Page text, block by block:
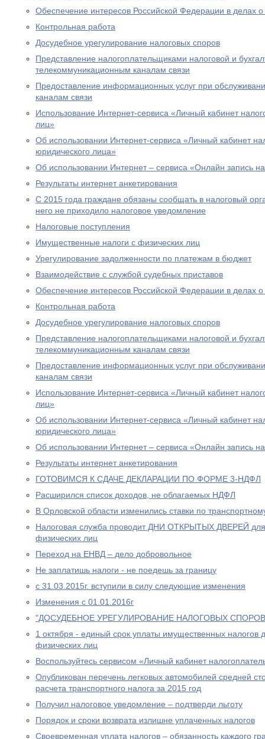
Обеспечение интересов Российской Федерации в делах о
Контрольная работа
Досудебное урегулирование налоговых споров
Представление налогоплательщиками налоговой и
телекоммуникационным каналам связи
Предоставление информационных услуг при
каналам связи
Использование Интернет-сервиса «Личный кабинет
лиц»
Об использовании Интернет-сервиса «Личный кабинет
юридического лица»
Об использовании Интернет – сервиса «Онлайн запись
Результаты интернет анкетирования
С 2015 года граждане обязаны сообщать в налоговый
него не приходило налоговое уведомление
Налоговые поступления
Имущественные налоги с физических лиц
Урегулирование задолженности по платежам в бюджет
Взаимодействие с службой судебных приставов
Обеспечение интересов Российской Федерации в делах о
Контрольная работа
Досудебное урегулирование налоговых споров
Представление налогоплательщиками налоговой и
телекоммуникационным каналам связи
Предоставление информационных услуг при
каналам связи
Использование Интернет-сервиса «Личный кабинет
лиц»
Об использовании Интернет-сервиса «Личный кабинет
юридического лица»
Об использовании Интернет – сервиса «Онлайн запись
Результаты интернет анкетирования
ГОТОВИМСЯ К СДАЧЕ ДЕКЛАРАЦИИ ПО ФОРМЕ 3-НДФЛ
Расширился список доходов, не облагаемых НДФЛ
В Орловской области изменились ставки по
Налоговая служба проводит ДНИ ОТКРЫТЫХ ДВЕРЕЙ для
физических лиц
Переход на ЕНВД – дело добровольное
Не заплатишь налоги - не поедешь за границу
с 31.03.2015г. вступили в силу следующие изменения
Изменения с 01.01.2016г
"ДОСУДЕБНОЕ УРЕГУЛИРОВАНИЕ НАЛОГОВЫХ
1 октября - единый срок уплаты имущественных налогов
физических лиц
Воспользуйтесь сервисом «Личный кабинет
Опубликован перечень легковых автомобилей средней
расчета транспортного налога за 2015 год
Получил налоговое уведомление – подтверди льготу
Порядок и сроки возврата излишне уплаченных налогов
Своевременная уплата налогов – обязанность каждого